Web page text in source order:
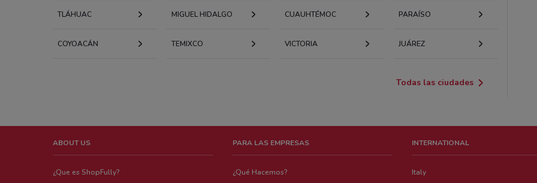
TLÁHUAC MIGUEL HIDALGO CUAUHTÉMOC PARAÍSO
COYOACÁN TEMIXCO VICTORIA JUÁREZ
Todas las ciudades
ABOUT US
¿Que es ShopFully?
PARA LAS EMPRESAS
¿Qué Hacemos?
INTERNATIONAL
Italy